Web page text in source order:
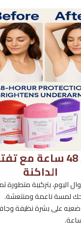
مزيل العرق 48
الداكنة
اليوم، بتركيبة متطورة
لمسة ناعمة ومنتعشة.
ضعيه على بشرة نظيفة